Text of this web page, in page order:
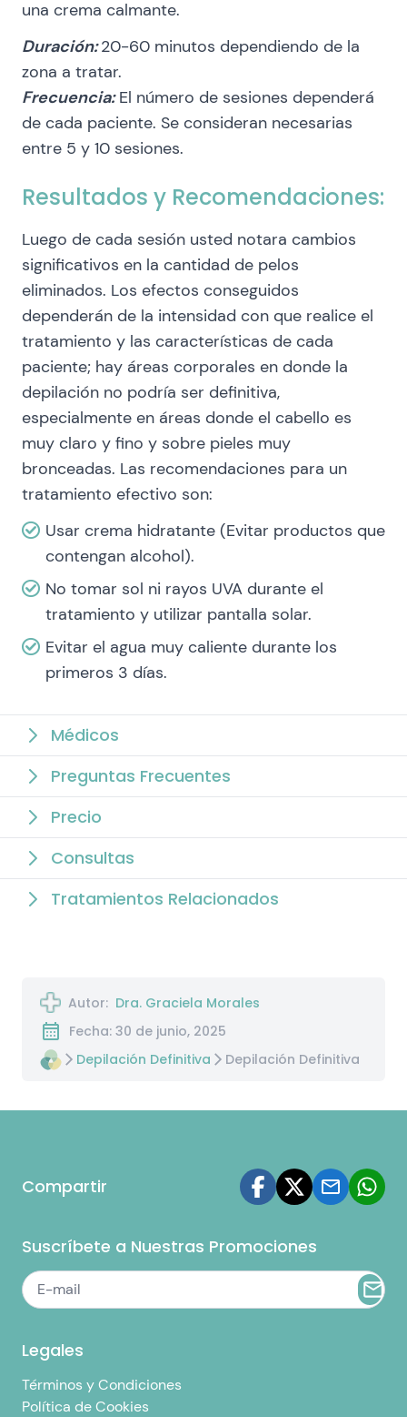
una crema calmante.
Duración:20-60 minutos dependiendo de la
zona a tratar.
Frecuencia:El número de sesiones dependerá
de cada paciente. Se consideran necesarias
entre 5 y 10 sesiones.
Resultados y Recomendaciones:
Luego de cada sesión usted notara cambios
significativos en la cantidad de pelos
eliminados. Los efectos conseguidos
dependerán de la intensidad con que realice el
tratamiento y las características de cada
paciente; hay áreas corporales en donde la
depilación no podría ser definitiva,
especialmente en áreas donde el cabello es
muy claro y fino y sobre pieles muy
bronceadas. Las recomendaciones para un
tratamiento efectivo son:
Usar crema hidratante (Evitar productos que
contengan alcohol).
No tomar sol ni rayos UVA durante el
tratamiento y utilizar pantalla solar.
Evitar el agua muy caliente durante los
primeros 3 días.
Médicos
Preguntas Frecuentes
Precio
Consultas
Tratamientos Relacionados
Autor: Dra. Graciela Morales
Fecha: 30 de junio, 2025
Depilación Definitiva
Depilación Definitiva
Compartir
Suscríbete a Nuestras Promociones
Legales
Términos y Condiciones
Política de Cookies